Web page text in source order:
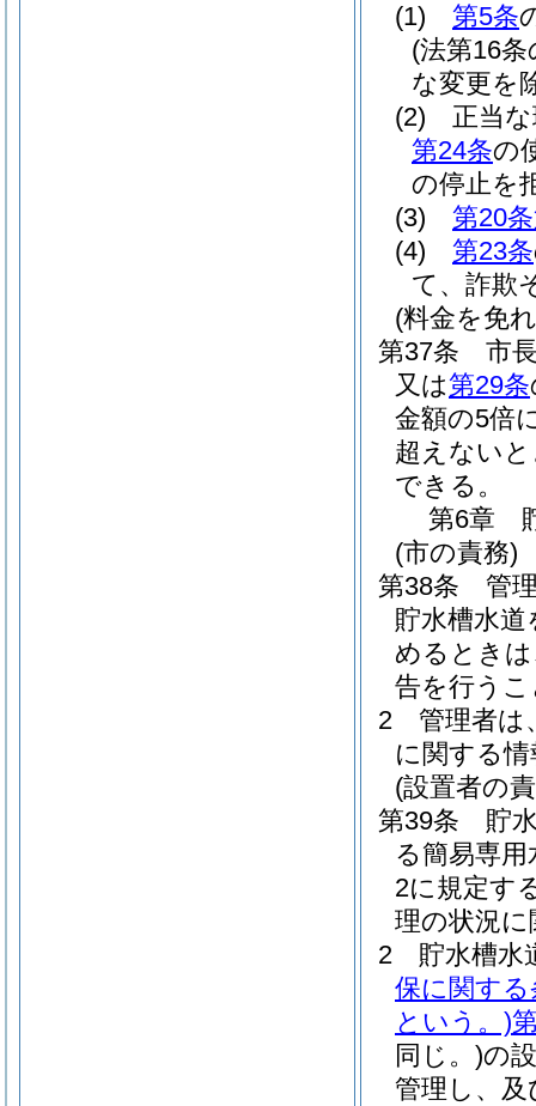
(1)
第5条
(法第16
な変更を
(2)
正当
第24条の
の停止を
(3)
第20
(4)
第23条
て、詐欺
(料金を免
第37条
市
又は第29条
金額の5倍
超えない
できる。
第6章
(市の責務)
第38条
管
貯水槽水
めるとき
告を行う
2
管理者は
に関する
(設置者の
第39条
貯
る簡易専
2に規定す
理の状況
2
貯水槽水
保に関する
という。)
同じ。)の
管理し、